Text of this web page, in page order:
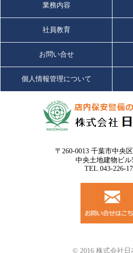
業務内容
社員教育
お問い合せ
個人情報管理について
〒260-0013 千葉市中央
中央土地建物ビル
TEL.043-226-
© 2016 株式会社日